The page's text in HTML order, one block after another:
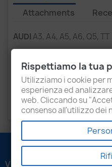
Attachments
AUDI A3, A4, A5, A6, Q5, TT
SKODA Octavia, Superb,
VOLKSWAGENEos, Golf,
Tiguan
VENEZIANI LUIGI SRL
Rispettiamo la tua
Utilizziamo i cookie per
esperienza ed
web. Cliccando su
consenso all'utilizzo dei